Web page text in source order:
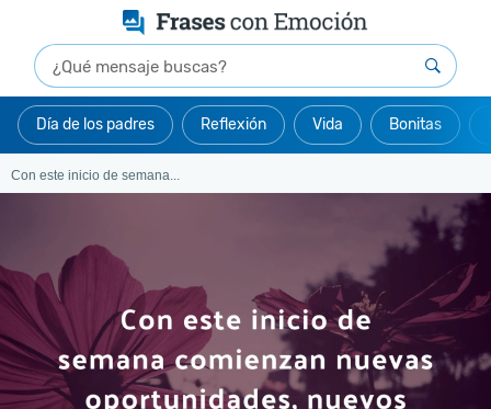
Día de los padres Reflexión Vida Bonitas
Con este inicio de semana...